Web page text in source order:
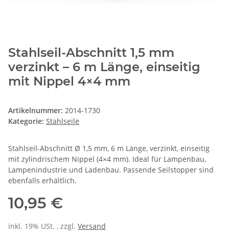
Stahlseil-Abschnitt 1,5 mm
verzinkt – 6 m Länge, einseitig
mit Nippel 4×4 mm
Artikelnummer: 2014-1730
Kategorie: Stahlseile
Stahlseil-Abschnitt Ø 1,5 mm, 6 m Länge, verzinkt, einseitig
mit zylindrischem Nippel (4×4 mm). Ideal für Lampenbau,
Lampenindustrie und Ladenbau. Passende Seilstopper sind
ebenfalls erhältlich.
10,95 €
inkl. 19% USt. , zzgl. Versand